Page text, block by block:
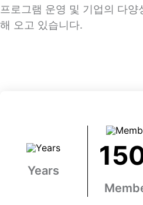
프로그램 운영 및 기업의 다
해 오고 있습니다.
Years